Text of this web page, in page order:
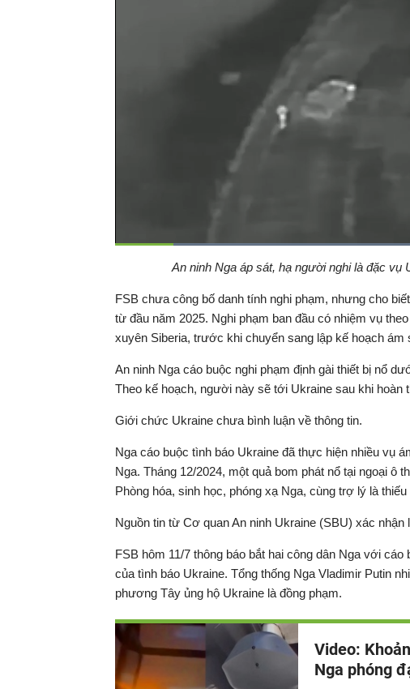
Tạm
Thời
gian
hiện
tại
0:07 / Duration
1:07
Đã
tải :
65.48%
An ninh Nga áp sát, hạ người nghi là đặc vụ
FSB chưa công bố danh tính nghi phạm, nhưng cho
từ đầu năm 2025. Nghi phạm ban đầu có nhiệm vụ
xuyên Siberia, trước khi chuyển sang lập kế hoạch ám
An ninh Nga cáo buộc nghi phạm định gài thiết bị nổ
Theo kế hoạch, người này sẽ tới Ukraine sau khi hoàn
Giới chức Ukraine chưa bình luận về thông tin.
Nga cáo buộc tình báo Ukraine đã thực hiện nhiều vụ
Nga. Tháng 12/2024, một quả bom phát nổ tại ngoại
Phòng hóa, sinh học, phóng xạ Nga, cùng trợ lý là
Nguồn tin từ Cơ quan An ninh Ukraine (SBU) xác
FSB hôm 11/7 thông báo bắt hai công dân Nga với
của tình báo Ukraine. Tổng thống Nga Vladimir Putin
phương Tây ủng hộ Ukraine là đồng phạm.
Video:
Nga phóng